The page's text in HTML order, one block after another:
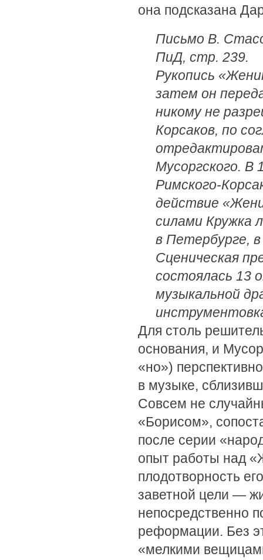
она подсказана
Письмо В.
ПиД, стр. 239.
Рукопись
затем он
никому не
Корсаков, по
Мусоргского. В
Римского-
действие
силами Кружка
в Петербурге,
Сценическая
состоялась 13
музыкальной
Для столь
основания, и
«но»)
в музыке,
Совсем не
«Борисом»,
после серии
опыт работы над
плодотворность
заветной цели —
непосредственно
реформации. Без
«мелкими